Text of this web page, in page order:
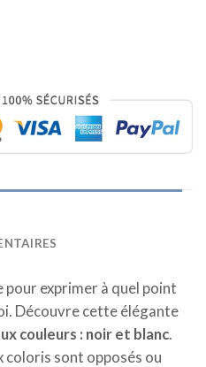
pour exprimer à quel point
Découvre cette élégante
couleurs : noir et blanc.
coloris sont opposés ou